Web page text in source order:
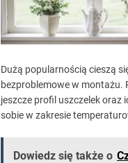
Dużą popularnością cieszą
bezproblemowe w montażu.
jeszcze profil uszczelek oraz
sobie w zakresie
Dowiedz się także o